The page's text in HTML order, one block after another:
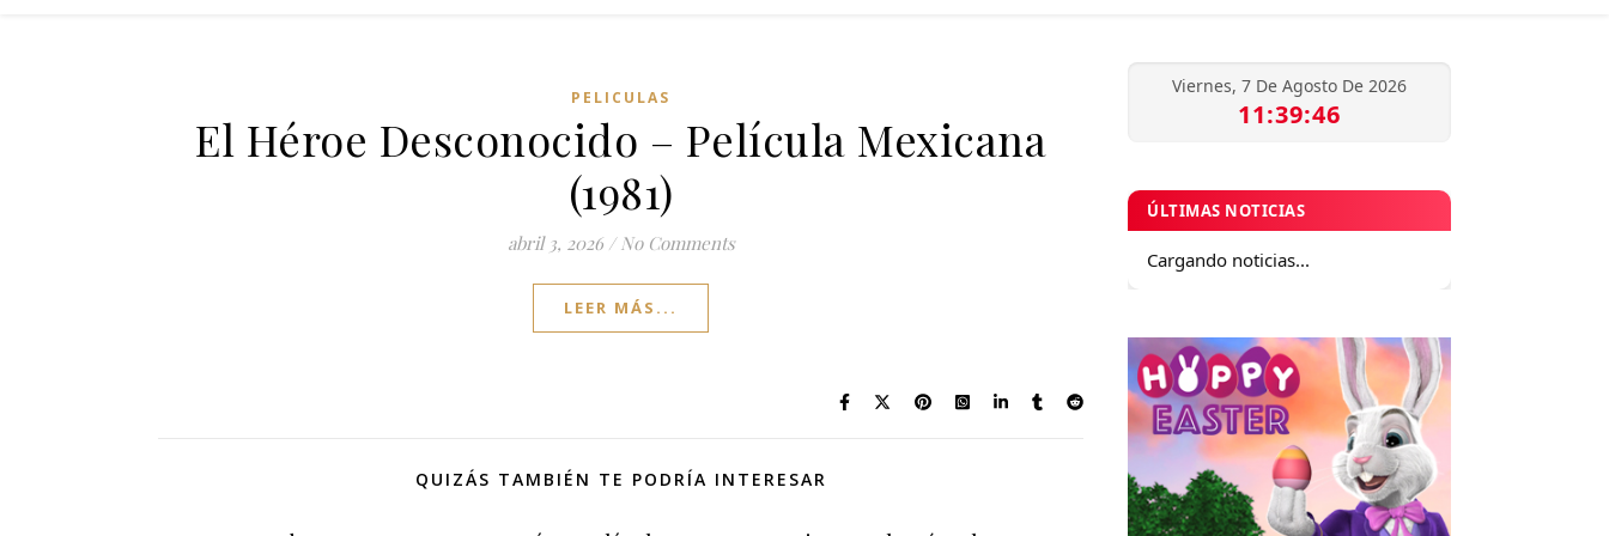
PELICULAS
El Héroe Desconocido – Película Mexicana
(1981)
abril 3, 2026 / No Comments
LEER MÁS...
QUIZÁS TAMBIÉN TE PODRÍA INTERESAR
Viernes, 7 De Agosto De 2026
11:39:46
ÚLTIMAS NOTICIAS
Cargando noticias...